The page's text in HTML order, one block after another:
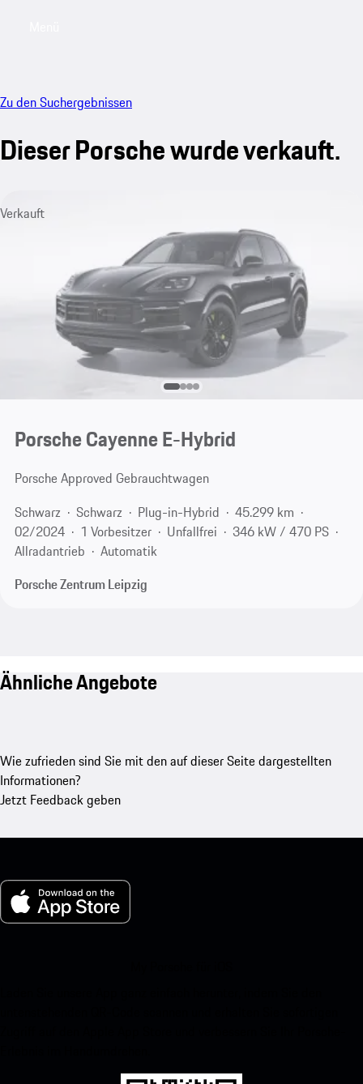
Zu den Suchergebnissen
Dieser Porsche wurde verkauft.
Verkauft
Porsche Cayenne E-Hybrid
Porsche Approved Gebrauchtwagen
Schwarz
Schwarz Plug-in-Hybrid
45.299 km
02/2024
1 Vorbesitzer Unfallfrei
346 kW / 470 PS
Allradantrieb
Automatik
Porsche Zentrum Leipzig
Ähnliche Angebote
Wie zufrieden sind Sie mit den auf dieser Seite dargestellten
Informationen?
Jetzt Feedback geben